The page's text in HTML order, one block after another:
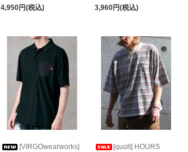
4,950円(税込)
3,960円(税込)
[VIRGOwearworks]
[quolt] HOURS